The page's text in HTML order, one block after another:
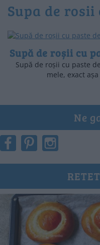
supa de
Supă de roșii cu
Supă de roșii cu paste
mele, exact
Ne